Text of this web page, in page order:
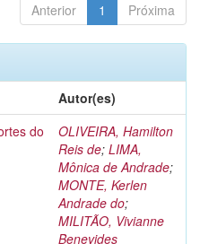
Anterior 1 Próxima
Autor(es)
do
OLIVEIRA, Hamilton
Reis de; LIMA,
Mônica de Andrade;
MONTE, Kerlen
Andrade do;
MILITÃO, Vivianne
Benevides